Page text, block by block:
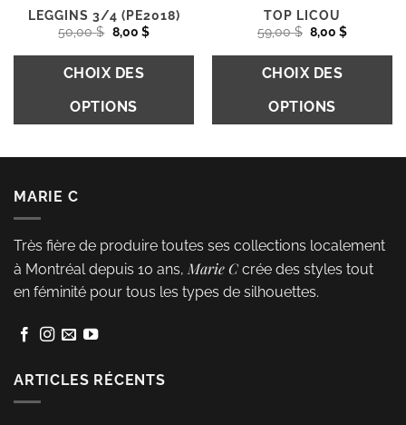
du
produit
produit
LEGGINS 3/4 (PE2018)
50,00$ Le
prix
initial
était :
50,00 $.
8,00 $Le
actuel
CHOIX DES
OPTIONS
a
plusieurs
variations.
Les
options
être
sur
la
TOP LICOU
59,00$ Le
prix
initial
était :
59,00 $.
8,00$Le
actuel
CHOIX DES
OPTIONS
variations.
Les
options
MARIE C
Très fière de produire toutes ses collections localement
à Montréal depuis 10 ans,Marie Ccrée des styles tout
en féminité pour tous les types de silhouettes.
ARTICLES RÉCENTS